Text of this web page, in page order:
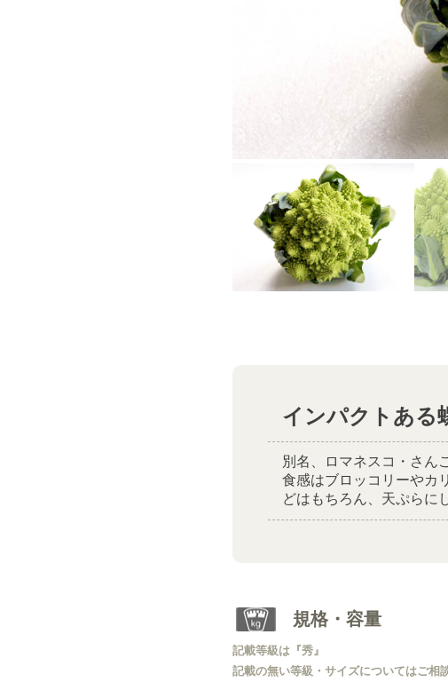
インパクトある
別名、ロマネスコ・さん
食感はブロッコリーやカ
どはもちろん、天ぷらに
規格・容量
記載等級は『秀』
記載の無い等級・サイズについてはご相